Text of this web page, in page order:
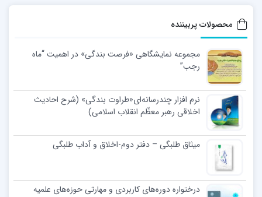
محصولات پربیننده
مجموعه نمایشگاهی «فرصت بندگی» در اهمیت “ماه
رجب”
نرم افزار چندرسانه‌ای«طراوت بندگی» (شرح احادیث
اخلاقی رهبر معظّم انقلاب اسلامی)
میثاق طلبگی – دفتر دوم-اخلاق و آداب طلبگی
درختواره دوره‌های کاربردی و مهارتی حوزه‌های علمیه